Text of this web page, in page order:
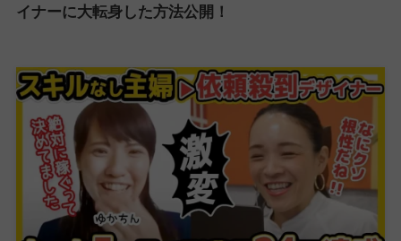
イナーに大転身した方法公開！